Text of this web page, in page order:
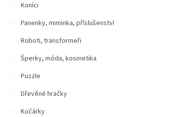
Koníci
Panenky, miminka, příslušenství
Roboti, transformeři
Šperky, móda, kosmetika
Puzzle
Dřevěné hračky
Kočárky